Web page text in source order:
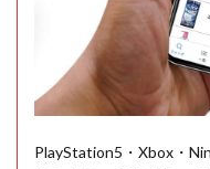
PlayStation5・Xbox・